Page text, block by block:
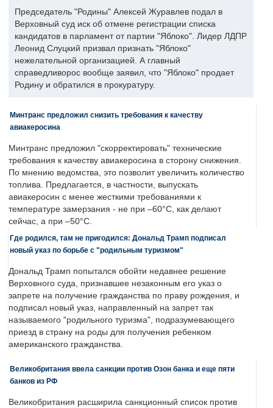
Председатель "Родины" Алексей Журавлев подал в
Верховный суд иск об отмене регистрации списка
кандидатов в парламент от партии "Яблоко". Лидер ЛДПР
Леонид Слуцкий призвал признать "Яблоко"
нежелательной организацией. А главный
справедливорос вообще заявил, что "Яблоко" продает
Родину и обратился в прокуратуру.
Минтранс предложил снизить требования к качеству
авиакеросина
Минтранс предложил "скорректировать" технические
требования к качеству авиакеросина в сторону снижения.
По мнению ведомства, это позволит увеличить количество
топлива. Предлагается, в частности, выпускать
авиакеросин с менее жесткими требованиями к
температуре замерзания - не при –60°C, как делают
сейчас, а при –50°C.
Где родился, там не пригодился: Дональд Трамп подписал
новый указ по борьбе с "родильным туризмом"
Дональд Трамп попытался обойти недавнее решение
Верховного суда, признавшее незаконным его указ о
запрете на получение гражданства по праву рождения, и
подписал новый указ, направленный на запрет так
называемого "родильного туризма", подразумевающего
приезд в страну на роды для получения ребенком
американского гражданства.
Великобритания ввела санкции против Озон банка и еще пяти
банков из РФ
Великобритания расширила санкционный список против